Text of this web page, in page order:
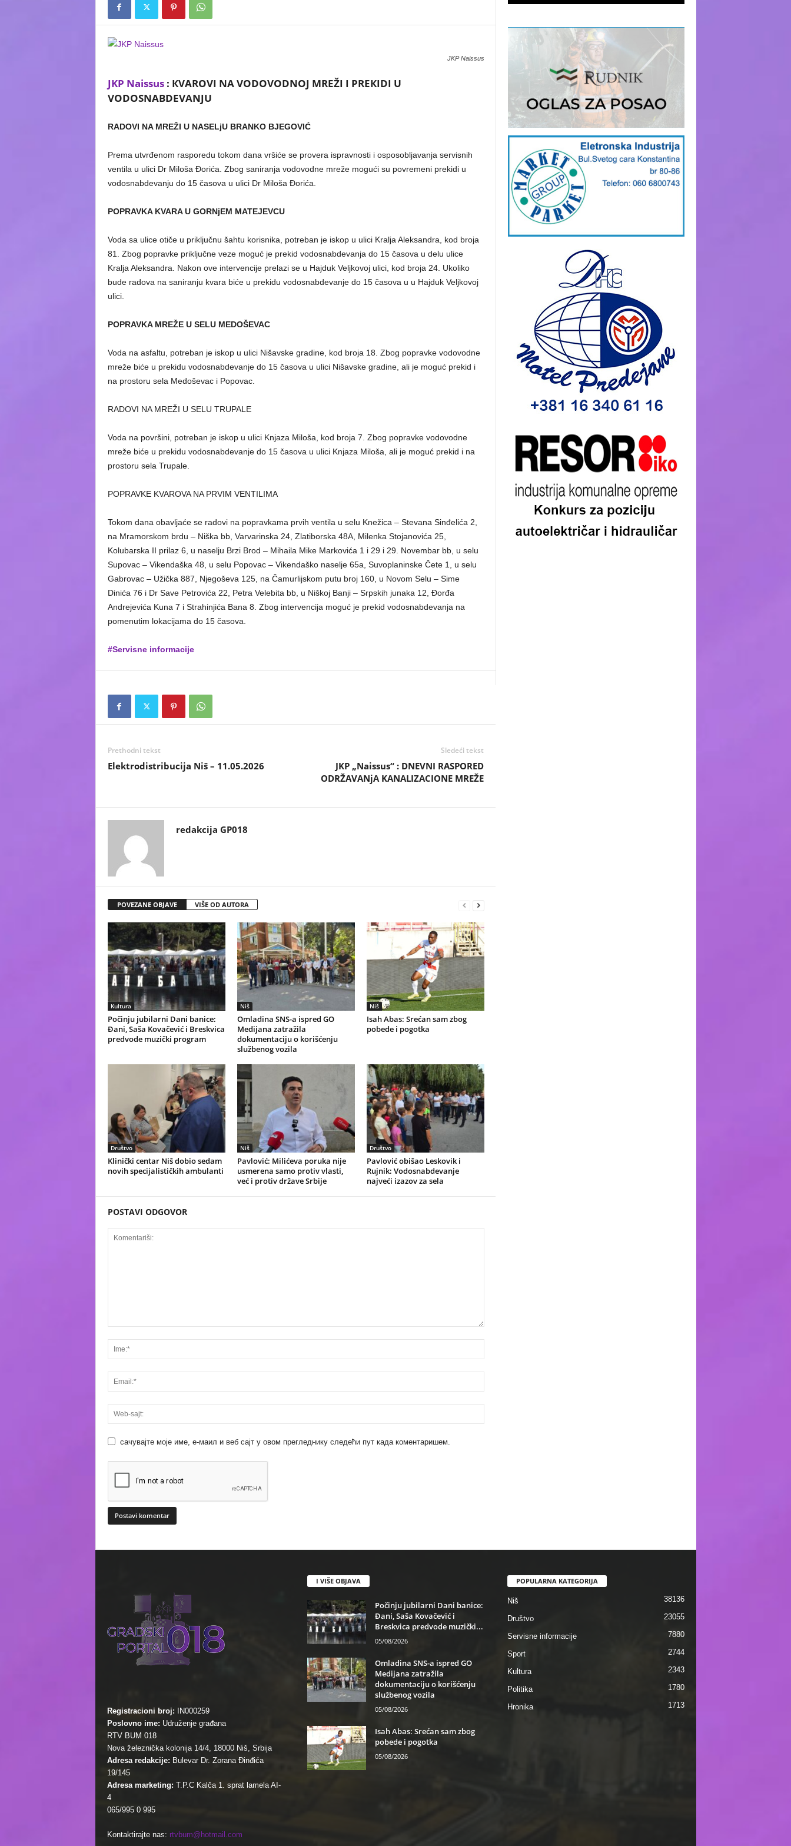
JKP Naissus
JKP Naissus: КVAROVI NA VODOVODNOJ MREŽI I PREКIDI U
VODOSNABDEVANJU
RADOVI NA MREŽI U NASELjU BRANKO BJEGOVIĆ
Prema utvrđenom rasporedu tokom dana vršiće se provera ispravnosti i osposobljavanja servisnih
ventila u ulici Dr Miloša Đorića. Zbog saniranja vodovodne mreže mogući su povremeni prekidi u
vodosnabdevanju do 15 časova u ulici Dr Miloša Đorića.
POPRAVKA KVARA U GORNjEM MATEJEVCU
Voda sa ulice otiče u priključnu šahtu korisnika, potreban je iskop u ulici Kralja Aleksandra, kod broja
81. Zbog popravke priključne veze moguć je prekid vodosnabdevanja do 15 časova u delu ulice
Kralja Aleksandra. Nakon ove intervencije prelazi se u Hajduk Veljkovoj ulici, kod broja 24. Ukoliko
bude radova na saniranju kvara biće u prekidu vodosnabdevanje do 15 časova u u Hajduk Veljkovoj
ulici.
POPRAVKA MREŽE U SELU MEDOŠEVAC
Voda na asfaltu, potreban je iskop u ulici Nišavske gradine, kod broja 18. Zbog popravke vodovodne
mreže biće u prekidu vodosnabdevanje do 15 časova u ulici Nišavske gradine, ali je moguć prekid i
na prostoru sela Medoševac i Popovac.
RADOVI NA MREŽI U SELU TRUPALE
Voda na površini, potreban je iskop u ulici Knjaza Miloša, kod broja 7. Zbog popravke vodovodne
mreže biće u prekidu vodosnabdevanje do 15 časova u ulici Knjaza Miloša, ali je moguć prekid i na
prostoru sela Trupale.
POPRAVKE KVAROVA NA PRVIM VENTILIMA
Tokom dana obavljaće se radovi na popravkama prvih ventila u selu Knežica – Stevana Sinđelića 2,
na Mramorskom brdu – Niška bb, Varvarinska 24, Zlatiborska 48A, Milenka Stojanovića 25,
Kolubarska II prilaz 6, u naselju Brzi Brod – Mihaila Mike Markovića 1 i 29 i 29. Novembar bb, u selu
Supovac – Vikendaška 48, u selu Popovac – Vikendaško naselje 65a, Suvoplaninske Čete 1, u selu
Gabrovac – Užička 887, Njegoševa 125, na Čamurlijskom putu broj 160, u Novom Selu – Sime
Dinića 76 i Dr Save Petrovića 22, Petra Velebita bb, u Niškoj Banji – Srpskih junaka 12, Đorđa
Andrejevića Kuna 7 i Strahinjića Bana 8. Zbog intervencija moguć je prekid vodosnabdevanja na
pomenutim lokacijama do 15 časova.
#Servisne informacije
Prethodni tekst
Elektrodistribucija Niš – 11.05.2026
Sledeći tekst
JKP „Naissus“ : DNEVNI RASPORED
ODRŽAVANjA KANALIZACIONE MREŽE
redakcija GP018
POVEZANE OBJAVE VIŠE OD AUTORA
Kultura
Počinju jubilarni Dani banice:
Đani, Saša Kovačević i Breskvica
predvode muzički program
Niš
Omladina SNS-a ispred GO
Medijana zatražila
dokumentaciju o korišćenju
službenog vozila
Niš
Isah Abas: Srećan sam zbog
pobede i pogotka
Društvo
Klinički centar Niš dobio sedam
novih specijalističkih ambulanti
Niš
Pavlović: Milićeva poruka nije
usmerena samo protiv vlasti,
već i protiv države Srbije
Društvo
Pavlović obišao Leskovik i
Rujnik: Vodosnabdevanje
najveći izazov za sela
POSTAVI ODGOVOR
сачувајте моје име, е-маил и веб сајт у овом прегледнику следећи пут када коментаришем.
Registracioni broj:
IN000259
Poslovno ime: Udruženje građana
RTV BUM 018
Nova železnička kolonija 14/4, 18000 Niš, Srbija
Adresa redakcije: Bulevar Dr. Zorana Đinđića
19/145
Adresa marketing: T.P.C Kalča 1. sprat lamela AI-
4
065/995 0 995
Kontaktirajte nas: rtvbum@hotmail.com
I VIŠE OBJAVA
Počinju jubilarni Dani banice:
Đani, Saša Kovačević i
Breskvica predvode muzički...
05/08/2026
Omladina SNS-a ispred GO
Medijana zatražila
dokumentaciju o korišćenju
službenog vozila
05/08/2026
Isah Abas: Srećan sam zbog
pobede i pogotka
05/08/2026
POPULARNA KATEGORIJA
Niš 38136
Društvo 23055
Servisne informacije 7880
Sport 2744
Kultura 2343
Politika 1780
Hronika 1713